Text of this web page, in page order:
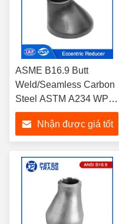
ASME B16.9 Butt
Weld/Seamless Carbon
Steel ASTM A234 WPB
Máy giảm tâm đặc cho
các giải pháp chuyển
tiếp ống
Nhận được giá tốt